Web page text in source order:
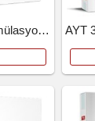
TYT 3D Paragraf Simülasyon Denemeleri